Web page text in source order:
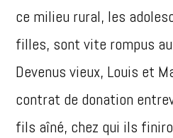
ce milieu rural, les
filles, sont vite rompus
Devenus vieux, Louis et
contrat de donation
fils aîné, chez qui ils